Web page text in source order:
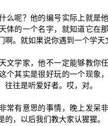
么呢？他的编号实际上就是他
体的一个名字，就知道它在
啊。就如果说你遇到一个学天
文学家，他不一定能够教你
个其实是很好玩的一个现象
往往是听爱好者。哎，对。
常有意思的事情，晚上发呆
的，以后我们教大家认猩猩。